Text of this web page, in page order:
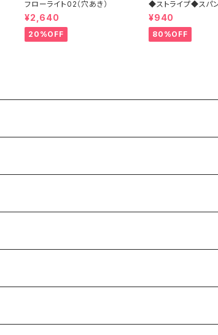
フローライト02（穴あき）
¥2,640
20%OFF
◆ストライプ◆スパ
ストライプブルーオ
繍ピアス
¥940
80%OFF